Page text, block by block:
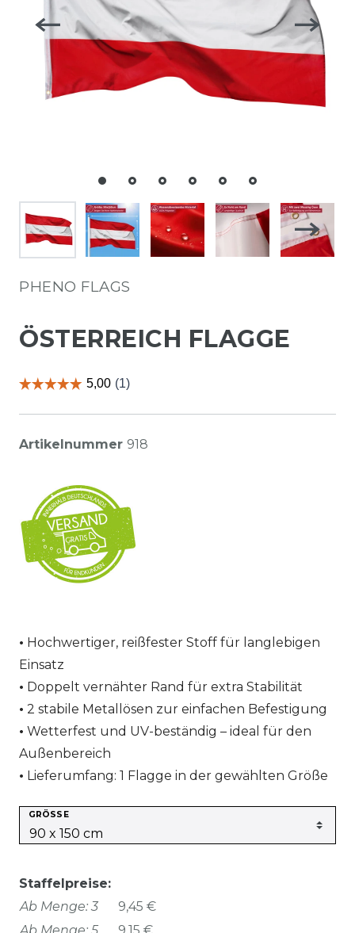
PHENO FLAGS
ÖSTERREICH FLAGGE
Artikelnummer 918
Hochwertiger, reißfester Stoff für langlebigen
Einsatz
Doppelt vernähter Rand für extra Stabilität
2 stabile Metallösen zur einfachen Befestigung
Wetterfest und UV-beständig – ideal für den
Außenbereich
Lieferumfang: 1 Flagge in der gewählten Größe
GRÖSSE
Staffelpreise:
Ab Menge: 3
9,45 €